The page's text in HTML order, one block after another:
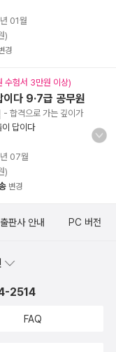
01월
)
경
수험서 3만원 이상)
다 9·7급 공무원
- 합격으로 가는 깊이가
답이다
07월
)
변경
출판사 안내 PC 버전
2514
FAQ